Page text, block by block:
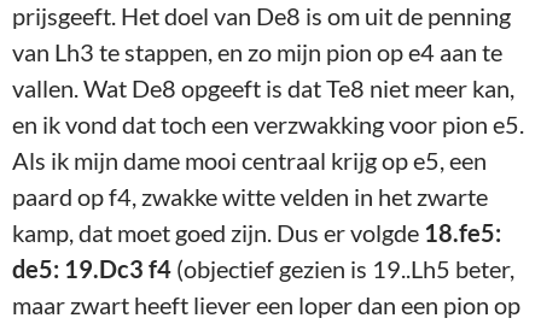
prijsgeeft. Het doel van De8 is om uit de penning
van Lh3 te stappen, en zo mijn pion op e4 aan te
vallen. Wat De8 opgeeft is dat Te8 niet meer kan,
en ik vond dat toch een verzwakking voor pion e5.
Als ik mijn dame mooi centraal krijg op e5, een
paard op f4, zwakke witte velden in het zwarte
kamp, dat moet goed zijn. Dus er volgde 18.fe5:
de5: 19.Dc3 f4 (objectief gezien is 19..Lh5 beter,
maar zwart heeft liever een loper dan een pion op